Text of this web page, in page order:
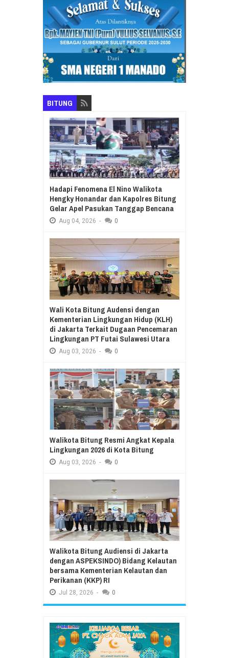
BITUNG
Hadapi Fenomena El Nino Walikota
Hengky Honandar dan Kapolres Bitung
Gelar Apel Pasukan Tanggap Bencana
Aug 04, 2026 - 0
Wali Kota Bitung Audensi dengan
Kementerian Lingkungan Hidup (KLH)
di Jakarta Terkait Dugaan Pencemaran
Lingkungan PT Futai Sulawesi Utara
Aug 03, 2026 - 0
Walikota Bitung Resmi Angkat Kepala
Lingkungan 2026 di Kota Bitung
Aug 03, 2026 - 0
Walikota Bitung Audiensi di Jakarta
dengan ASPEKSINDO) Bidang Kelautan
bersama Kementerian Kelautan dan
Perikanan (KKP) RI
Jul 28, 2026 - 0